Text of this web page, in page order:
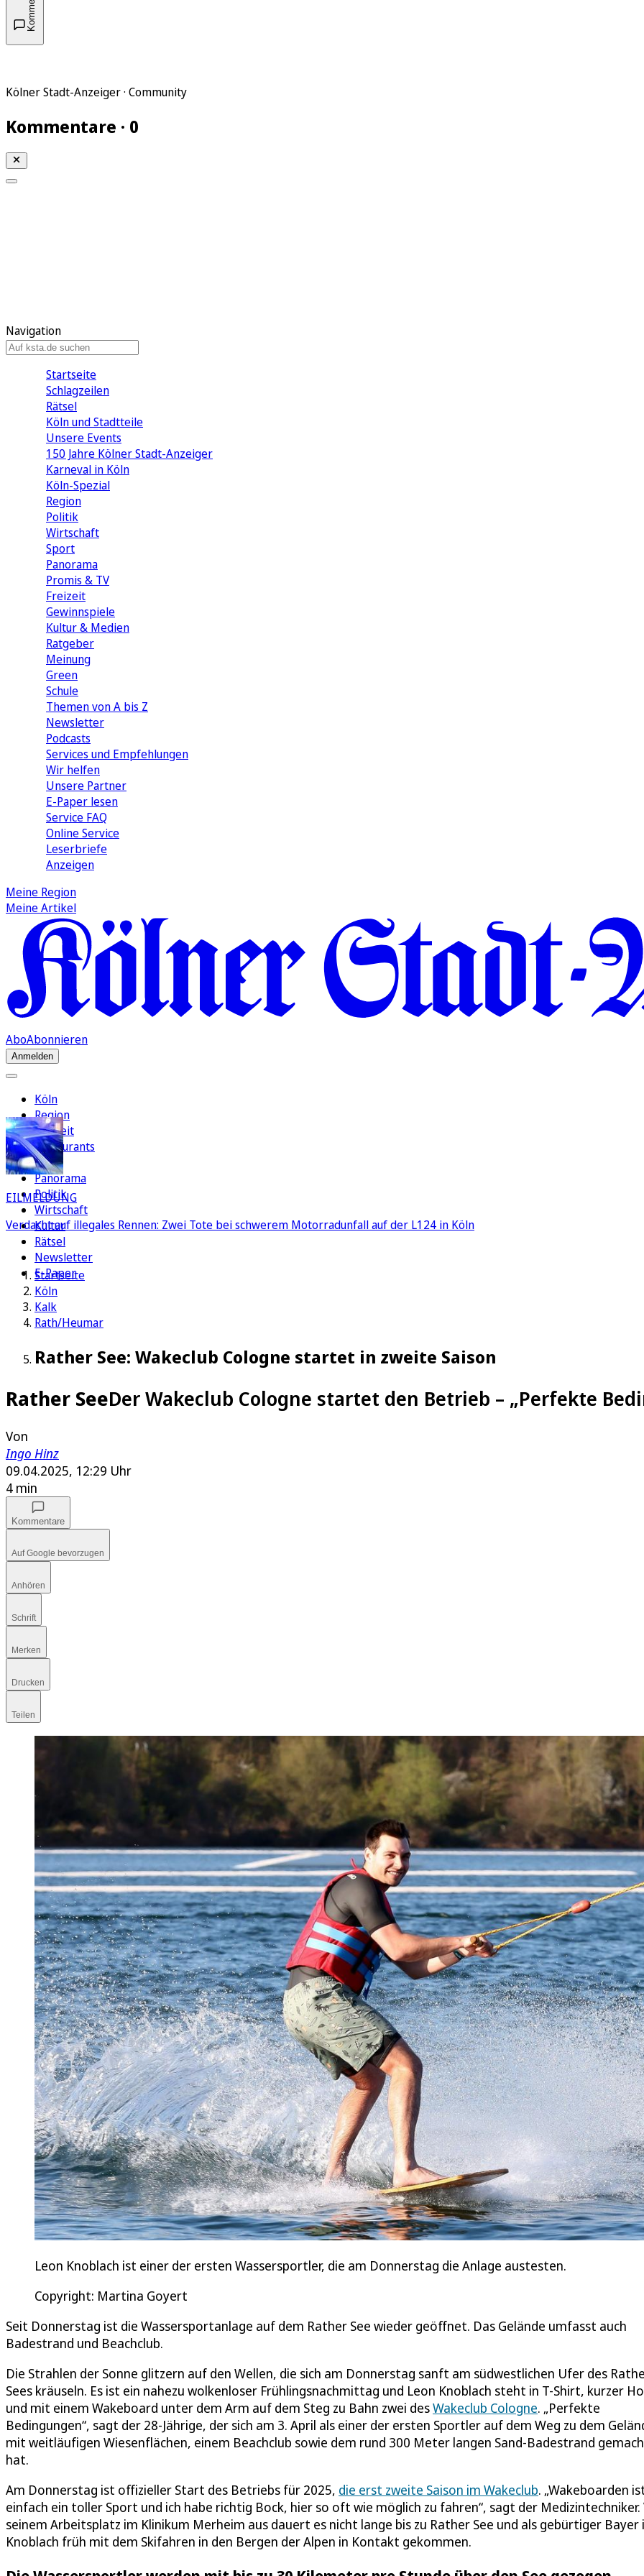
Kölner Stadt-Anzeiger · Community
Kommentare · 0
Navigation
Startseite
Schlagzeilen
Rätsel
Köln und Stadtteile
Unsere Events
150 Jahre Kölner Stadt-Anzeiger
Karneval in Köln
Köln-Spezial
Region
Politik
Wirtschaft
Sport
Panorama
Promis & TV
Freizeit
Gewinnspiele
Kultur & Medien
Ratgeber
Meinung
Green
Schule
Themen von A bis Z
Newsletter
Podcasts
Services und Empfehlungen
Wir helfen
Unsere Partner
E-Paper lesen
Service FAQ
Online Service
Leserbriefe
Anzeigen
Meine Region
Meine Artikel
AboAbonnieren
Anmelden
Köln
Region
Freizeit
Restaurants
FC
Panorama
Politik
Wirtschaft
Kultur
Rätsel
Newsletter
E-Paper
EILMELDUNG
Verdacht auf illegales Rennen: Zwei Tote bei schwerem Motorradunfall auf der L124 in Köln
Startseite
Köln
Kalk
Rath/Heumar
Rather See: Wakeclub Cologne startet in zweite Saison
Rather SeeDer Wakeclub Cologne startet den Betrieb – „Perfekte
Von
Ingo Hinz
09.04.2025, 12:29 Uhr
4 min
Kommentare
Auf Google bevorzugen
Anhören
Schrift
Merken
Drucken
Teilen
Leon Knoblach ist einer der ersten Wassersportler, die am Donnerstag die Anlage austesten.
Copyright: Martina Goyert
Seit Donnerstag ist die Wassersportanlage auf dem Rather See wieder geöffnet. Das Gelände umfasst auch
Badestrand und Beachclub.
Die Strahlen der Sonne glitzern auf den Wellen, die sich am Donnerstag sanft am südwestlichen Ufer des
Sees kräuseln. Es ist ein nahezu wolkenloser Frühlingsnachmittag und Leon Knoblach steht in T-Shirt, kurzer
und mit einem Wakeboard unter dem Arm auf dem Steg zu Bahn zwei desWakeclub Cologne. „Perfekte
Bedingungen“, sagt der 28-Jährige, der sich am 3. April als einer der ersten Sportler auf dem Weg zu dem
mit weitläufigen Wiesenflächen, einem Beachclub sowie dem rund 300 Meter langen Sand-Badestrand
hat.
Am Donnerstag ist offizieller Start des Betriebs für 2025, die erst zweite Saison im Wakeclub. „Wakeboarden
einfach ein toller Sport und ich habe richtig Bock, hier so oft wie möglich zu fahren“, sagt der Medizintechniker.
seinem Arbeitsplatz im Klinikum Merheim aus dauert es nicht lange bis zu Rather See und als gebürtiger Bayer
Knoblach früh mit dem Skifahren in den Bergen der Alpen in Kontakt gekommen.